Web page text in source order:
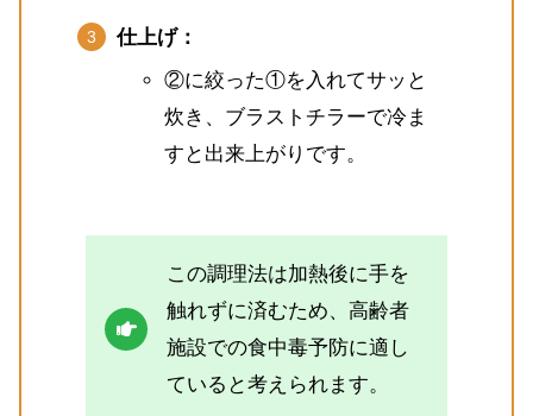
仕上げ：
②に絞った①を入れてサッと
炊き、ブラストチラーで冷ま
すと出来上がりです。
この調理法は加熱後に手を
触れずに済むため、高齢者
施設での食中毒予防に適し
ていると考えられます。